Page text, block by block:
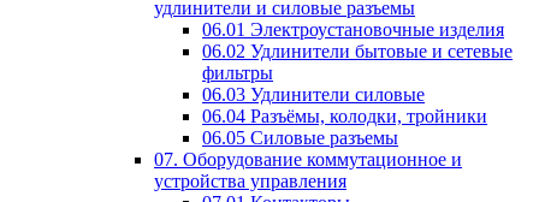
удлинители и силовые разъемы
06.01 Электроустановочные изделия
06.02 Удлинители бытовые и сетевые
фильтры
06.03 Удлинители силовые
06.04 Разъёмы, колодки, тройники
06.05 Силовые разъемы
07. Оборудование коммутационное и
устройства управления